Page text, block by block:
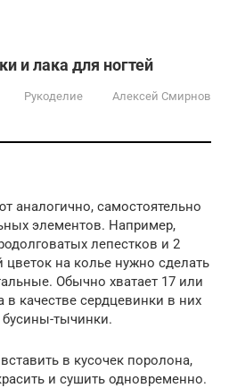
и лака для ногтей
Рукоделие Алексей Смирнов
аналогично, самостоятельно
элементов. Например,
лепестков и 2
на колье нужно сделать
Обычно хватает 17 или
в качестве сердцевинки в них
тычинки.
в кусочек поролона,
и сушить одновременно.